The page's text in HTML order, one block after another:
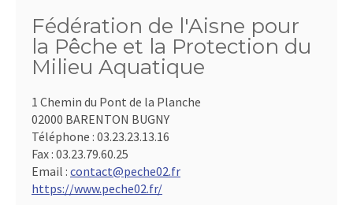
Fédération de l'Aisne pour
la Pêche et la Protection du
Milieu Aquatique
1 Chemin du Pont de la Planche
02000 BARENTON BUGNY
Téléphone : 03.23.23.13.16
Fax : 03.23.79.60.25
Email : contact@peche02.fr
https://www.peche02.fr/